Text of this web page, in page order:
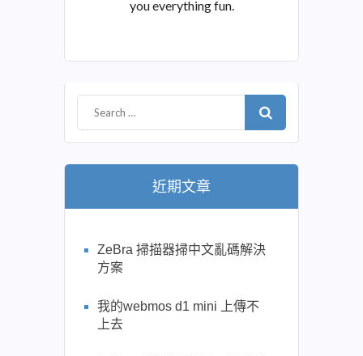
you everything fun.
近期文章
ZeBra 掃描器掃中文亂碼解決
方案
我的webmos d1 mini 上傳不
上去